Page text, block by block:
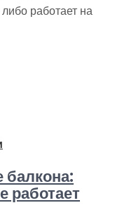
работает на
балкона:
работает